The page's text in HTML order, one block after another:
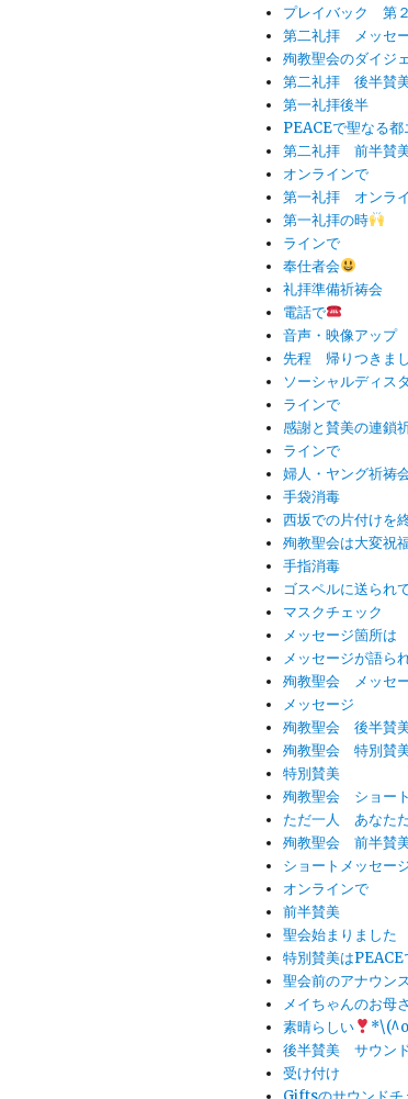
プレイバック 第
第二礼拝 メッセ
殉教聖会のダイジ
第二礼拝 後半賛
第一礼拝後半
PEACEで聖なる
第二礼拝 前半賛
オンラインで
第一礼拝 オンラ
第一礼拝の時
ラインで
奉仕者会
礼拝準備祈祷会
電話で
音声・映像アップ
先程 帰りつきま
ソーシャルディス
ラインで
感謝と賛美の連鎖
ラインで
婦人・ヤング祈祷
手袋消毒
西坂での片付けを
殉教聖会は大変祝
手指消毒
ゴスペルに送られ
マスクチェック
メッセージ箇所は
メッセージが語ら
殉教聖会 メッセ
メッセージ
殉教聖会 後半賛
殉教聖会 特別賛
特別賛美
殉教聖会 ショー
ただ一人 あなた
殉教聖会 前半賛
ショートメッセー
オンラインで
前半賛美
聖会始まりました
特別賛美は
聖会前のアナウン
メイちゃんのお母
素晴らしい
後半賛美 サウン
受け付け